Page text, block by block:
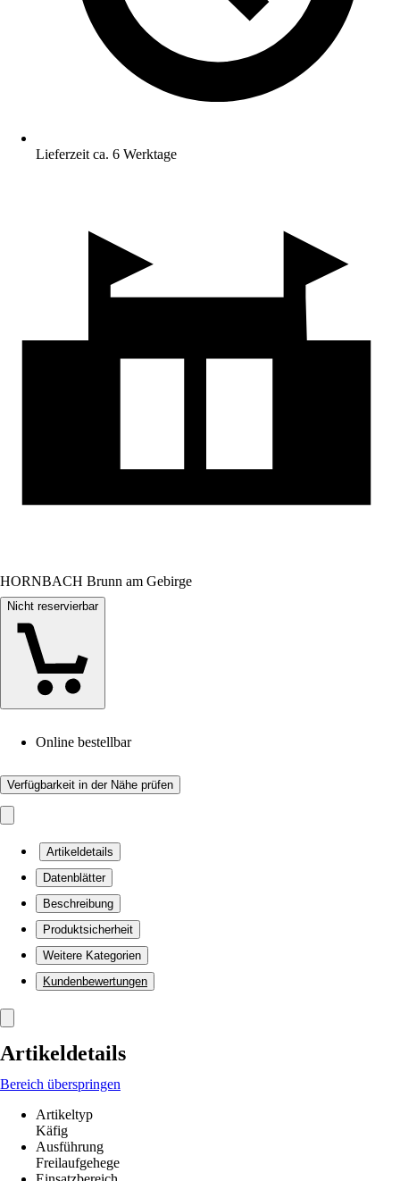
Lieferzeit ca. 6 Werktage
HORNBACH Brunn am Gebirge
Nicht reservierbar
Online bestellbar
Verfügbarkeit in der Nähe prüfen
Artikeldetails
Datenblätter
Beschreibung
Produktsicherheit
Weitere Kategorien
Kundenbewertungen
Artikeldetails
Bereich überspringen
Artikeltyp
Käfig
Ausführung
Freilaufgehege